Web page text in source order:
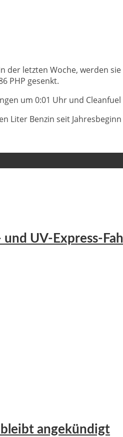
letzten Woche, werden
PHP gesenkt.
um 0:01 Uhr und
Benzin seit
UV-Express-
angekündigt